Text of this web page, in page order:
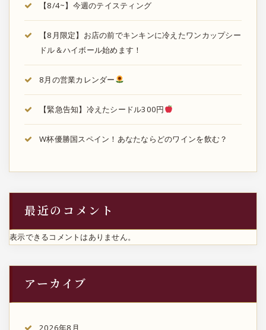
【8/4~】今週のテイスティング
【8月限定】お店の前でキンキンに冷えたワンカップシー
ドル＆ハイボール始めます！
8月の営業カレンダー
【緊急告知】冷えたシードル300円
W杯優勝国スペイン！あなたならどのワインを飲む？
最近のコメント
表示できるコメントはありません。
アーカイブ
2026年8月